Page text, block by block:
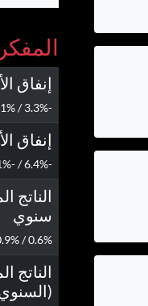
إنفاق
-3.3% / 1% / -0.4%
إنفاق
-6.4% / -3.1% / 3.7%
الناتج
سنوي
0.6% / 0.9% / 0.9%
الناتج